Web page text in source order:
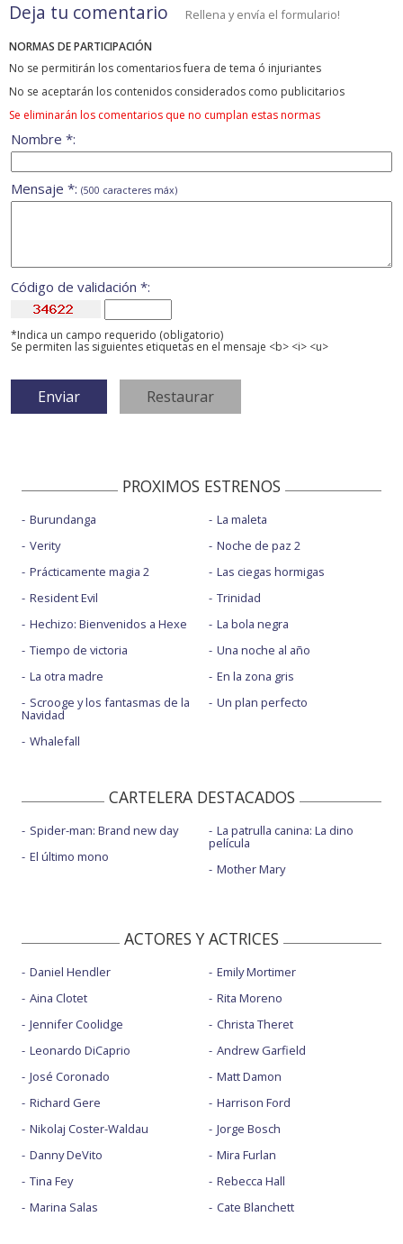
Deja tu comentario Rellena y envía el formulario!
NORMAS DE PARTICIPACIÓN
No se permitirán los comentarios fuera de tema ó injuriantes
No se aceptarán los contenidos considerados como publicitarios
Se eliminarán los comentarios que no cumplan estas normas
Nombre *:
Mensaje *: (500 caracteres máx)
Código de validación *:
*Indica un campo requerido (obligatorio)
Se permiten las siguientes etiquetas en el mensaje <b> <i> <u>
PROXIMOS ESTRENOS
Burundanga
Verity
Prácticamente magia 2
Resident Evil
Hechizo: Bienvenidos a Hexe
Tiempo de victoria
La otra madre
Scrooge y los fantasmas de la
Navidad
Whalefall
La maleta
Noche de paz 2
Las ciegas hormigas
Trinidad
La bola negra
Una noche al año
En la zona gris
Un plan perfecto
CARTELERA DESTACADOS
Spider-man: Brand new day
El último mono
La patrulla canina: La dino
película
Mother Mary
ACTORES Y ACTRICES
Daniel Hendler
Aina Clotet
Jennifer Coolidge
Leonardo DiCaprio
José Coronado
Richard Gere
Nikolaj Coster-Waldau
Danny DeVito
Tina Fey
Marina Salas
Emily Mortimer
Rita Moreno
Christa Theret
Andrew Garfield
Matt Damon
Harrison Ford
Jorge Bosch
Mira Furlan
Rebecca Hall
Cate Blanchett